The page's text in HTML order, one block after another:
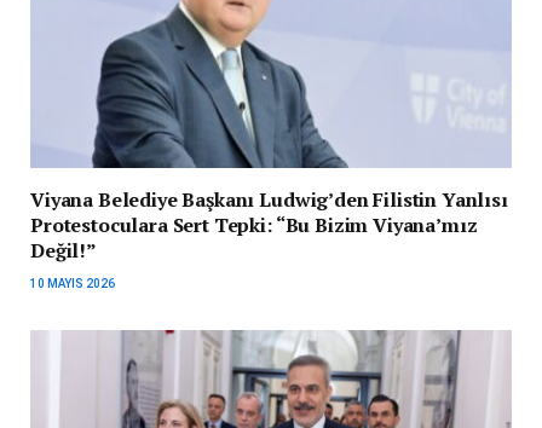
Viyana Belediye Başkanı Ludwig’den Filistin Yanlısı
Protestoculara Sert Tepki: “Bu Bizim Viyana’mız
Değil!”
10 MAYIS 2026